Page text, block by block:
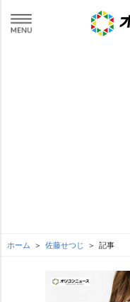
ホーム 佐藤せつじ 記事